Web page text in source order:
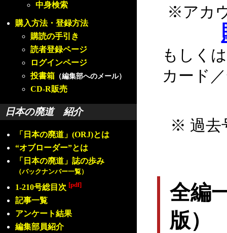
中身検索
購入方法・登録方法
購読の手引き
読者登録ページ
ログインページ
投書箱 （編集部へのメール）
CD-R販売
日本の廃道 紹介
「日本の廃道」(ORJ)とは
“オブローダー”とは
「日本の廃道」誌の歩み
（バックナンバー一覧）
1-210号総目次 [pdf]
記事一覧
アンケート結果
編集部員紹介
※アカ
もしくは
カード
※ 過去
全編
版）